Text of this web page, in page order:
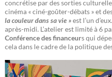
concrétise par des sorties
cinéma « ciné-goûter-débats » et
la couleur dans sa vie »est l’un
après-midi. L’atelier est limité à 6
Conférence des financeurs qui
cela dans le cadre de la politique